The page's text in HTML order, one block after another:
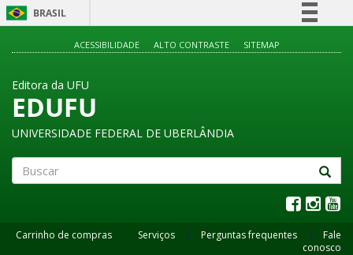
BRASIL
Legislação
Canais
ACESSIBILIDADE ALTO CONTRASTE SITEMAP
Editora da UFU
EDUFU
UNIVERSIDADE FEDERAL DE UBERLÂNDIA
Carrinho de compras Serviços Perguntas frequentes
Fale
conosco